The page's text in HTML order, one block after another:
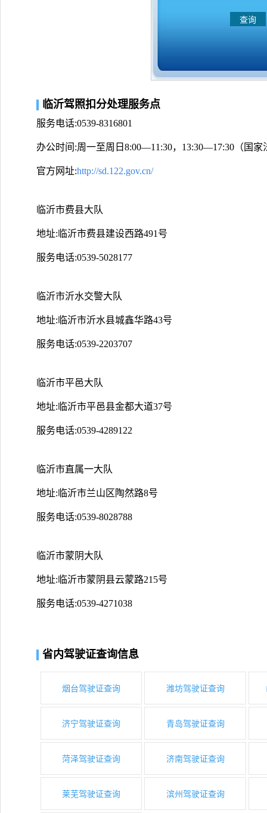
临沂驾照扣分处理服务点
服务电话:0539-8316801
办公时间:周一至周日8:00—11:30，13:30—17:30（国家
官方网址:http://sd.122.gov.cn/
临沂市费县大队
地址:临沂市费县建设西路491号
服务电话:0539-5028177
临沂市沂水交警大队
地址:临沂市沂水县城鑫华路43号
服务电话:0539-2203707
临沂市平邑大队
地址:临沂市平邑县金都大道37号
服务电话:0539-4289122
临沂市直属一大队
地址:临沂市兰山区陶然路8号
服务电话:0539-8028788
临沂市蒙阴大队
地址:临沂市蒙阴县云蒙路215号
服务电话:0539-4271038
省内驾驶证查询信息
烟台驾驶证查询 潍坊驾驶证查询
济宁驾驶证查询 青岛驾驶证查询
菏泽驾驶证查询 济南驾驶证查询
莱芜驾驶证查询 滨州驾驶证查询